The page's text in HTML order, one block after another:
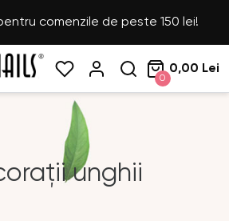
comenzile de peste 150 lei!
0
0,00 Lei
unghii